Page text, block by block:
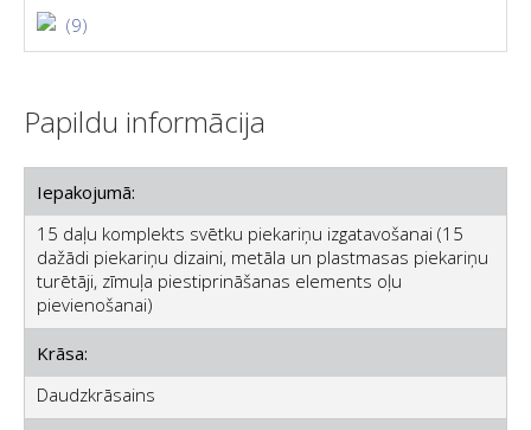
(9)
Papildu informācija
Iepakojumā:
15 daļu komplekts svētku piekariņu izgatavošanai (15
dažādi piekariņu dizaini, metāla un plastmasas piekariņu
turētāji, zīmuļa piestiprināšanas elements oļu
pievienošanai)
Krāsa:
Daudzkrāsains